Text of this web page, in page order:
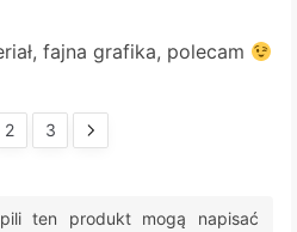
fajna grafika, polecam
2 3
ten produkt mogą napisać